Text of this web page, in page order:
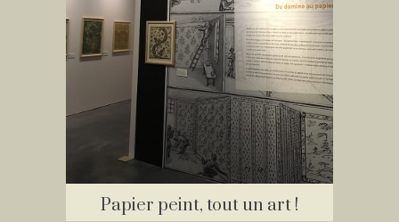
Papier peint, tout un art !